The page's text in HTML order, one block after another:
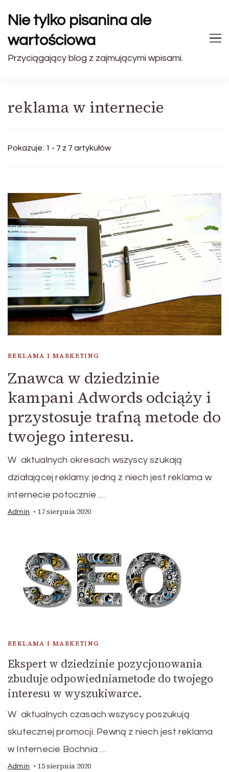
Nie tylko pisanina ale
wartościowa
Przyciągający blog z zajmującymi wpisami.
reklama w internecie
Pokazuje: 1 - 7 z 7 artykułów
REKLAMA I MARKETING
Znawca w dziedzinie
kampani Adwords odciąży i
przystosuje trafną metode do
twojego interesu.
W aktualnych okresach wszyscy szukają
działającej reklamy. jedną z niech jest reklama w
internecie potocznie …
Admin 17 sierpnia 2020
REKLAMA I MARKETING
Ekspert w dziedzinie pozycjonowania
zbuduje odpowiedniametode do twojego
interesu w wyszukiwarce.
W aktualnych czasach wszyscy poszukują
skutecznej promocji. Pewną z niech jest reklama
w Internecie Bochnia …
Admin 15 sierpnia 2020